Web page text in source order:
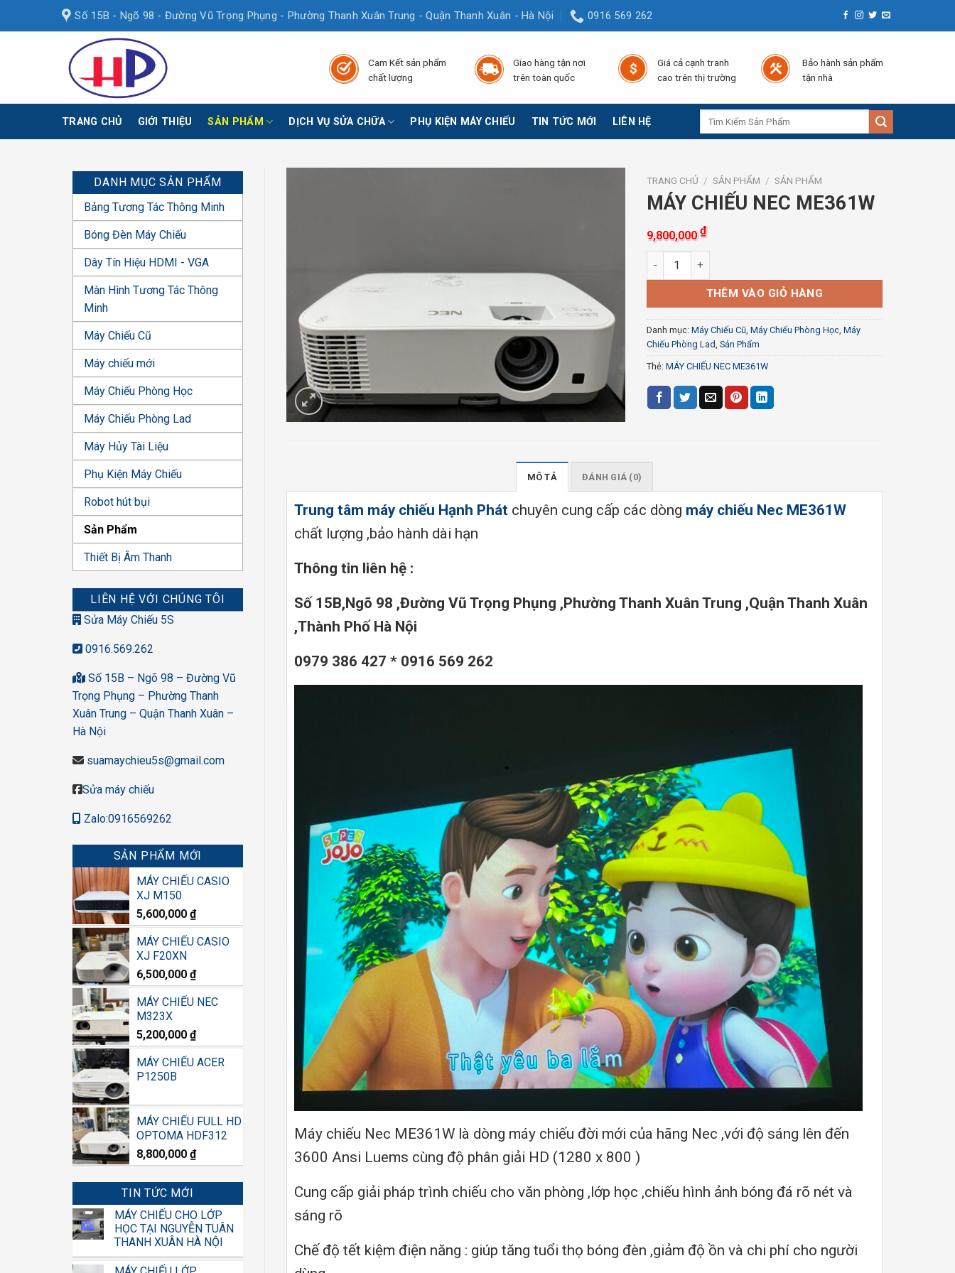
Số 15B - Ngõ 98 - Đường Vũ Trọng Phụng - Phường Thanh Xuân Trung - Quận Thanh Xuân - Hà Nội 0916 569 262
Cam Kết sản phẩm
chất lượng
Giao hàng tận nơi
trên toàn quốc
Giá cả cạnh tranh
cao trên thị trường
Bảo hành sản phẩm
tận nhà
TRANG CHỦ GIỚI THIỆU SẢN PHẨM DỊCH VỤ SỬA CHỮA PHỤ KIỆN MÁY CHIẾU TIN TỨC MỚI LIÊN HỆ
DANH MỤC SẢN PHẨM
Bảng Tương Tác Thông Minh
Bóng Đèn Máy Chiếu
Dây Tín Hiệu HDMI - VGA
Màn Hình Tương Tác Thông
Minh
Máy Chiếu Cũ
Máy chiếu mới
Máy Chiếu Phòng Học
Máy Chiếu Phòng Lad
Máy Hủy Tài Liệu
Phụ Kiện Máy Chiếu
Robot hút bụi
Sản Phẩm
Thiết Bị Âm Thanh
LIÊN HỆ VỚI CHÚNG TÔI
Sửa Máy Chiếu 5S
0916.569.262
Số 15B – Ngõ 98 – Đường Vũ
Trọng Phụng – Phường Thanh
Xuân Trung – Quận Thanh Xuân –
Hà Nội
suamaychieu5s@gmail.com
Sửa máy chiếu
Zalo:0916569262
SẢN PHẨM MỚI
MÁY CHIẾU CASIO
XJ M150
5,600,000 ₫
MÁY CHIẾU CASIO
XJ F20XN
6,500,000 ₫
MÁY CHIẾU NEC
M323X
5,200,000 ₫
MÁY CHIẾU ACER
P1250B
MÁY CHIẾU FULL HD
OPTOMA HDF312
8,800,000 ₫
TIN TỨC MỚI
MÁY CHIẾU CHO LỚP
HỌC TẠI NGUYỄN TUÂN
THANH XUÂN HÀ NỘI
TRANG CHỦ / SẢN PHẨM / SẢN PHẨM
MÁY CHIẾU NEC ME361W
9,800,000₫
MÁY CHIẾU NEC ME361W số lượng
THÊM VÀO GIỎ HÀNG
Danh mục: Máy Chiếu Cũ, Máy Chiếu Phòng Học, Máy
Chiếu Phòng Lad Sản Phẩm
Thẻ: MÁY CHIẾU NEC ME361W
MÔ TẢ ĐÁNH GIÁ (0)
Trung tâm máy chiếu Hạnh Phát chuyên cung cấp các dòng máy chiếu Nec ME361W
chất lượng ,bảo hành dài hạn
Thông tin liên hệ :
Số 15B,Ngõ 98 ,Đường Vũ Trọng Phụng ,Phường Thanh Xuân Trung ,Quận Thanh Xuân
,Thành Phố Hà Nội
0979 386 427 * 0916 569 262
Máy chiếu Nec ME361W là dòng máy chiếu đời mới của hãng Nec ,với độ sáng lên đến
3600 Ansi Luems cùng độ phân giải HD (1280 x 800 )
Cung cấp giải pháp trình chiếu cho văn phòng ,lớp học ,chiếu hình ảnh bóng đá rõ nét và
sáng rõ
Chế độ tết kiệm điện năng : giúp tăng tuổi thọ bóng đèn ,giảm độ ồn và chi phí cho người